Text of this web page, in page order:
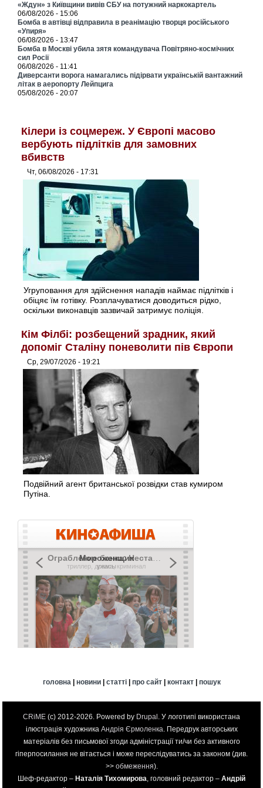
«Ждун» з Київщини вивів СБУ на потужний наркокартель
06/08/2026 - 15:06
Бомба в автівці відправила в реанімацію творця російського
«Упиря»
06/08/2026 - 13:47
Бомба в Москві убила зятя командувача Повітряно-космічних
сил Росії
06/08/2026 - 11:41
Диверсанти ворога намагались підірвати українській вантажний
літак в аеропорту Лейпцига
05/08/2026 - 20:07
Кілери із соцмереж. У Європі масово
вербують підлітків для замовних
вбивств
Чт, 06/08/2026 - 17:31
Угруповання для здійснення нападів наймає підлітків і
обіцяє їм готівку. Розплачуватися доводиться рідко,
оскільки виконавців зазвичай затримує поліція.
Кім Філбі: розбещений зрадник, який
допоміг Сталіну поневолити пів Європи
Ср, 29/07/2026 - 19:21
Подвійний агент британської розвідки став кумиром
Путіна.
головна | новини| статті| про сайт| контакт| пошук
CRiME (c) 2012-2026. Powered by Drupal . У логотипі використана
ілюстрація художника Андрія Єрмоленка . Передрук авторських
матеріалів без письмової згоди адміністрації ти/чи без активного
гіперпосилання не вітається і може переслідуватись за законом (див.
>> обмеження).
Шеф-редактор – Наталія Тихомирова , головний редактор – Андрій